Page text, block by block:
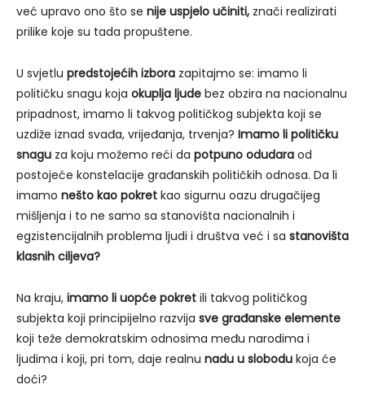
već upravo ono što se nije uspjelo učiniti, znači realizirati
prilike koje su tada propuštene.
U svjetlu predstojećih izbora zapitajmo se: imamo li
političku snagu koja okuplja ljude bez obzira na nacionalnu
pripadnost, imamo li takvog političkog subjekta koji se
uzdiže iznad svađa, vrijeđanja, trvenja? Imamo li političku
snagu za koju možemo reći da potpuno odudara od
postojeće konstelacije građanskih političkih odnosa. Da li
imamo nešto kao pokret kao sigurnu oazu drugačijeg
mišljenja i to ne samo sa stanovišta nacionalnih i
egzistencijalnih problema ljudi i društva već i sa stanovišta
klasnih ciljeva?
Na kraju, imamo li uopće pokret ili takvog političkog
subjekta koji principijelno razvija sve građanske elemente
koji teže demokratskim odnosima među narodima i
ljudima i koji, pri tom, daje realnu nadu u slobodu koja će
doći?